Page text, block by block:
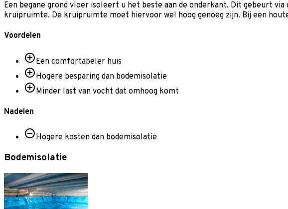
Een begane grond vloer isoleert u het beste aan de onderkant. Dit gebeurt
kruipruimte. De kruipruimte moet hiervoor wel hoog genoeg zijn. Bij een
Voordelen
Een comfortabeler huis
Hogere besparing dan bodemisolatie
Minder last van vocht dat omhoog komt
Nadelen
Hogere kosten dan bodemisolatie
Bodemisolatie